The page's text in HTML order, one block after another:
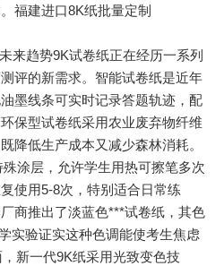
福建进口8K纸批量定制
来趋势9K试卷纸正在经历一系列
评的新需求。智能试卷纸是近年
墨线条可实时记录答题轨迹，配
保型试卷纸采用农业废弃物纤维
降低生产成本又减少森林消耗。
涂层，允许学生用热可擦笔多次
使用5-8次，特别适合日常练
商推出了淡蓝色***试卷纸，其色
实验证实这种色调能使考生焦虑
新一代9K纸采用光致变色技